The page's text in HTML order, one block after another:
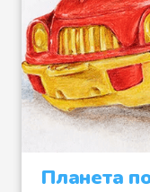
Планета